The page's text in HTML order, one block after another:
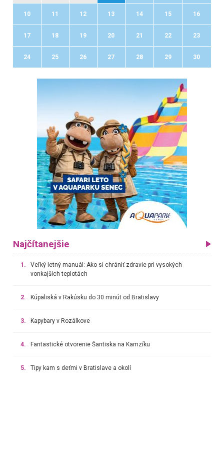
10 11 12 13 14 15 16
17 18 19 20 21 22 23
24 25 26 27 28 29 30
Najčítanejšie
1.
Veľký letný manuál: Ako si chrániť zdravie pri vysokých
vonkajších teplotách
2. Kúpaliská v Rakúsku do 30 minút od Bratislavy
3. Kapybary v Rozálkove
4. Fantastické otvorenie Šantiska na Kamzíku
5. Tipy kam s deťmi v Bratislave a okolí